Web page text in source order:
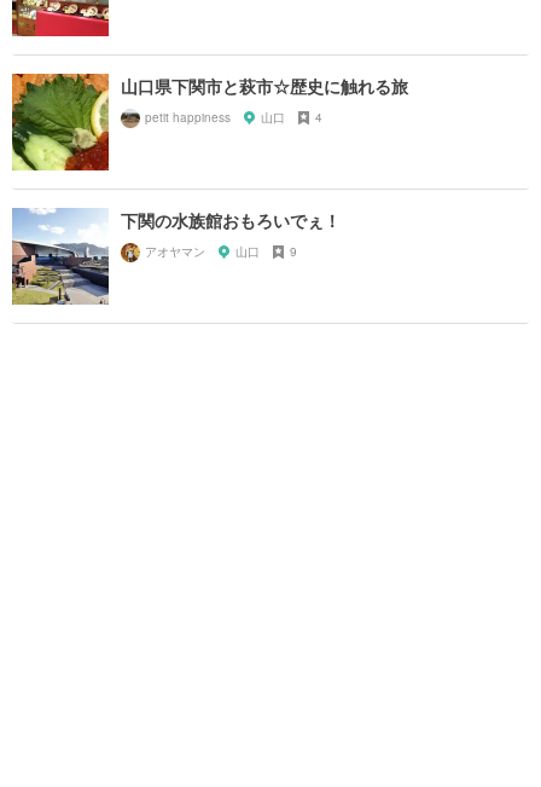
山口県下関市と萩市☆歴史に触れる旅
petit happiness 山口 4
下関の水族館おもろいでぇ！
アオヤマン 山口 9